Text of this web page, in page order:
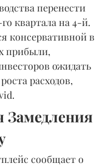
перенести
квартала на 4-й.
консервативной в
прибыли,
ожидать
расходов,
сообщает о